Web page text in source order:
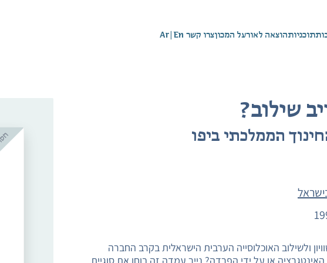
תוכניותהוצאה לאורעל המכוןצרו קשר En
|
Ar
שילוב?
הממלכתי ביפו
ולשילוב האוכלוסייה הערבית הישראלית בקרב החברה